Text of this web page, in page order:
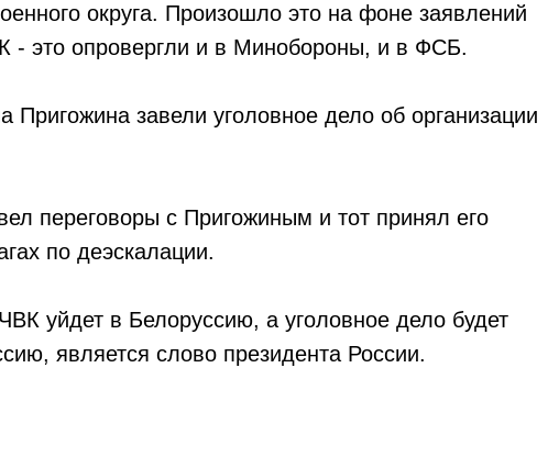
округа. Произошло это на фоне заявлений
- это опровергли и в Минобороны, и в ФСБ.
завели уголовное дело об организации
переговоры с Пригожиным и тот принял его
по деэскалации.
уйдет в Белоруссию, а уголовное дело будет
является слово президента России.